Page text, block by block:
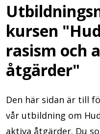
kursen
rasism och
åtgärder"
Den här sidan är till
vår utbildning om
aktiva åtgärder. Du